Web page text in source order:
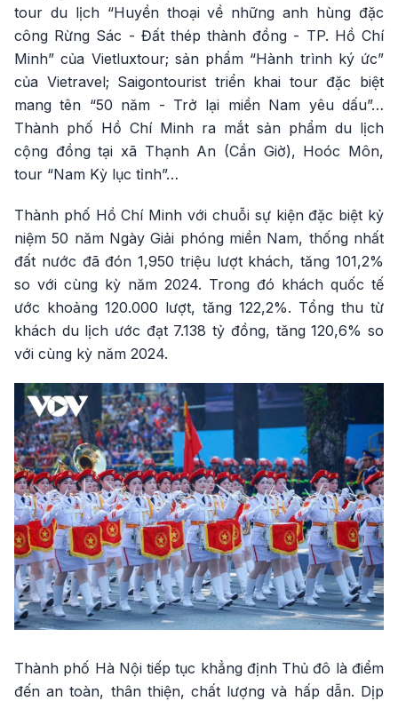
tour du lịch “Huyền thoại về những anh hùng đặc
công Rừng Sác - Đất thép thành đồng - TP. Hồ Chí
Minh” của Vietluxtour; sản phẩm “Hành trình ký ức”
của Vietravel; Saigontourist triển khai tour đặc biệt
mang tên “50 năm - Trở lại miền Nam yêu dấu”…
Thành phố Hồ Chí Minh ra mắt sản phẩm du lịch
cộng đồng tại xã Thạnh An (Cần Giờ), Hoóc Môn,
tour “Nam Kỳ lục tỉnh”…
Thành phố Hồ Chí Minh với chuỗi sự kiện đặc biệt kỷ
niệm 50 năm Ngày Giải phóng miền Nam, thống nhất
đất nước đã đón 1,950 triệu lượt khách, tăng 101,2%
so với cùng kỳ năm 2024. Trong đó khách quốc tế
ước khoảng 120.000 lượt, tăng 122,2%. Tổng thu từ
khách du lịch ước đạt 7.138 tỷ đồng, tăng 120,6% so
với cùng kỳ năm 2024.
Thành phố Hà Nội tiếp tục khẳng định Thủ đô là điểm
đến an toàn, thân thiện, chất lượng và hấp dẫn. Dịp